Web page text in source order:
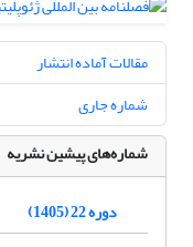
مقالات آماده انتشار
شماره جاری
شماره‌های پیشین نشریه
دوره 22 (1405)